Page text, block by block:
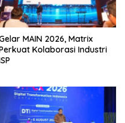
MAIN 2026, Matrix
Kolaborasi Industri